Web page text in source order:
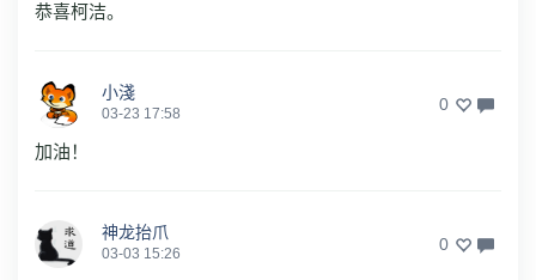
恭喜柯洁。
小淺
03-23 17:58 0
加油！
神龙抬爪
03-03 15:26 0